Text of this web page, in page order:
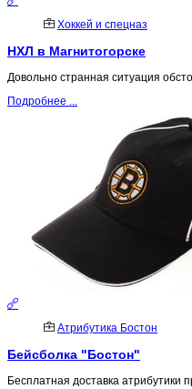
Хоккей и спецназ
НХЛ в Магнитогорске
Довольно странная ситуация
Подробнее ...
Атрибутика Бостон
Бейсболка "Бостон"
Бесплатная доставка атрибутики